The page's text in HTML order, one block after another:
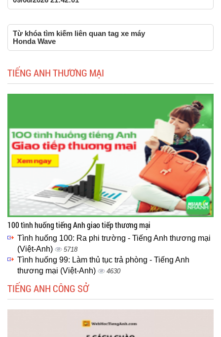
Từ khóa tìm kiếm liên quan tag xe máy
Honda Wave
TIẾNG ANH THƯƠNG MẠI
100 tình huống tiếng Anh giao tiếp thương mại
Tình huống 100: Ra phi trường - Tiếng Anh thương mại
(Việt-Anh)
5718
Tình huống 99: Làm thủ tục trả phòng - Tiếng Anh
thương mại (Việt-Anh)
4630
TIẾNG ANH CÔNG SỞ